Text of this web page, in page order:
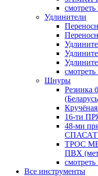
смотреть
Удлинители
смотреть
Шнуры
Резинка
16-ти
48-ми
ТРОС
ПВХ
смотреть
Все инструменты